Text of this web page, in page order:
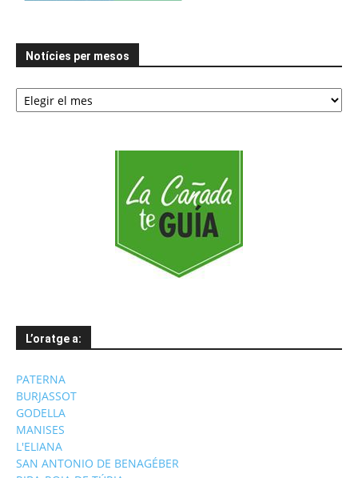
Notícies per mesos
Notícies
per
L’oratge a:
PATERNA
BURJASSOT
GODELLA
MANISES
L'ELIANA
SAN ANTONIO DE BENAGÉBER